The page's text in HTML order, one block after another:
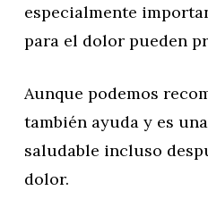
especialmente
para el dolor pueden
Aunque podemos
también ayuda y es
saludable incluso
dolor.